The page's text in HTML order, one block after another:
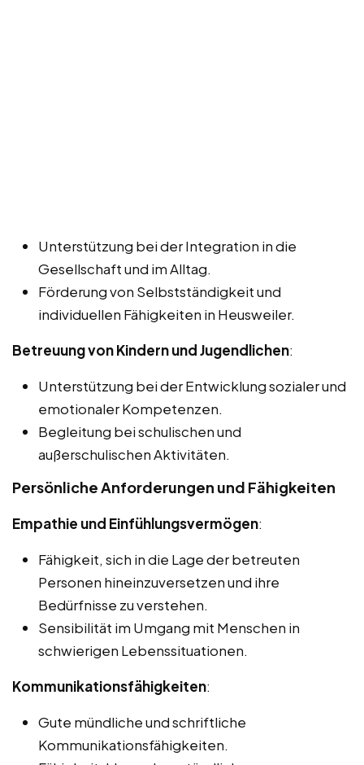
Unterstützung bei der Integration in die
Gesellschaft und im Alltag.
Förderung von Selbstständigkeit und
individuellen Fähigkeiten in Heusweiler.
Betreuung von Kindern und Jugendlichen:
Unterstützung bei der Entwicklung sozialer und
emotionaler Kompetenzen.
Begleitung bei schulischen und
außerschulischen Aktivitäten.
Persönliche Anforderungen und Fähigkeiten
Empathie und Einfühlungsvermögen:
Fähigkeit, sich in die Lage der betreuten
Personen hineinzuversetzen und ihre
Bedürfnisse zu verstehen.
Sensibilität im Umgang mit Menschen in
schwierigen Lebenssituationen.
Kommunikationsfähigkeiten:
Gute mündliche und schriftliche
Kommunikationsfähigkeiten.